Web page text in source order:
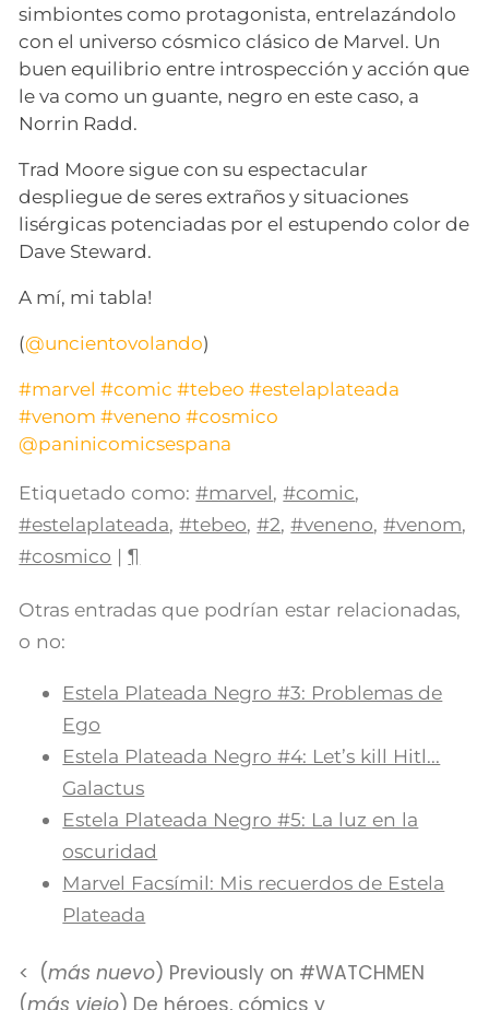
simbiontes como protagonista, entrelazándolo
con el universo cósmico clásico de Marvel. Un
buen equilibrio entre introspección y acción que
le va como un guante, negro en este caso, a
Norrin Radd.
Trad Moore sigue con su espectacular
despliegue de seres extraños y situaciones
lisérgicas potenciadas por el estupendo color de
Dave Steward.
A mí, mi tabla!
(@uncientovolando)
#marvel #comic #tebeo #estelaplateada
#venom #veneno #cosmico
@paninicomicsespana
Etiquetado como: #marvel,#comic,
#estelaplateada,#tebeo,#2,#veneno,#venom,
#cosmico |¶
Otras entradas que podrían estar relacionadas,
o no:
Estela Plateada Negro #3: Problemas de
Ego
Estela Plateada Negro #4: Let’s kill Hitl...
Galactus
Estela Plateada Negro #5: La luz en la
oscuridad
Marvel Facsímil: Mis recuerdos de Estela
Plateada
(más nuevo) Previously on #WATCHMEN
(más viejo) De héroes, cómics y